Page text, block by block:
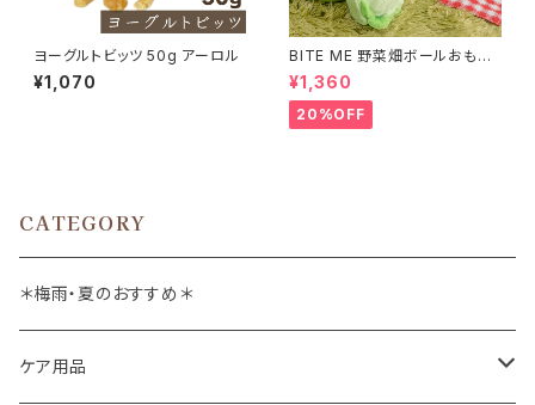
ヨーグルトビッツ 50g アーロル
¥1,070
BITE ME 野菜畑ボールおもち
ゃ 2個セット バイトミー
¥1,360
20%OFF
CATEGORY
＊梅雨・夏のおすすめ＊
ケア用品